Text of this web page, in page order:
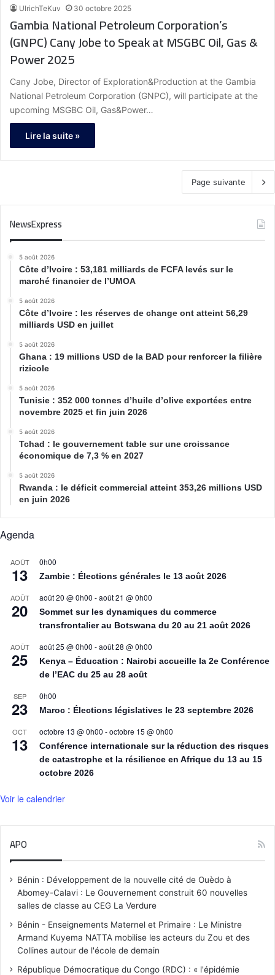
UlrichTeKuv 30 octobre 2025
Gambia National Petroleum Corporation’s
(GNPC) Cany Jobe to Speak at MSGBC Oil, Gas &
Power 2025
Cany Jobe, Director of Exploration&Production at the Gambia
National Petroleum Corporation (GNPC), will participate at the
upcoming MSGBC Oil, Gas&Power…
Lire la suite »
Page suivante
NewsExpress
5 août 2026
Côte d’Ivoire : 53,181 milliards de FCFA levés sur le
marché financier de l’UMOA
5 août 2026
Côte d’Ivoire : les réserves de change ont atteint 56,29
milliards USD en juillet
5 août 2026
Ghana : 19 millions USD de la BAD pour renforcer la filière
rizicole
5 août 2026
Tunisie : 352 000 tonnes d’huile d’olive exportées entre
novembre 2025 et fin juin 2026
5 août 2026
Tchad : le gouvernement table sur une croissance
économique de 7,3 % en 2027
5 août 2026
Rwanda : le déficit commercial atteint 353,26 millions USD
en juin 2026
Agenda
AOÛT
13
0h00
Zambie : Élections générales le 13 août 2026
AOÛT
20
août 20 @ 0h00 -août 21 @ 0h00
Sommet sur les dynamiques du commerce
transfrontalier au Botswana du 20 au 21 août 2026
AOÛT
25
août 25 @ 0h00 -août 28 @ 0h00
Kenya – Éducation : Nairobi accueille la 2e Conférence
de l’EAC du 25 au 28 août
SEP
23
0h00
Maroc : Élections législatives le 23 septembre 2026
OCT
13
octobre 13 @ 0h00 -octobre 15 @ 0h00
Conférence internationale sur la réduction des risques
de catastrophe et la résilience en Afrique du 13 au 15
octobre 2026
Voir le calendrier
APO
Bénin : Développement de la nouvelle cité de Ouèdo à
Abomey-Calavi : Le Gouvernement construit 60 nouvelles
salles de classe au CEG La Verdure
Bénin - Enseignements Maternel et Primaire : Le Ministre
Armand Kuyema NATTA mobilise les acteurs du Zou et des
Collines autour de l'école de demain
République Démocratique du Congo (RDC) : « l'épidémie